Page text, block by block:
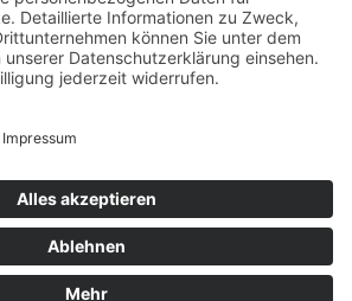
Datenschutz
Fernabsatz
Widerrufsrecht MS
Kontakt
Garantiefall
Batterieverordnung